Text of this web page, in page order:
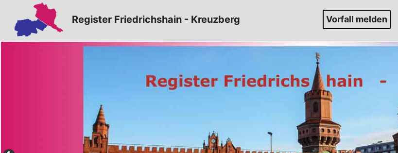
Inhalt
springen
Register Friedrichshain - Kreuzberg Vorfall melden